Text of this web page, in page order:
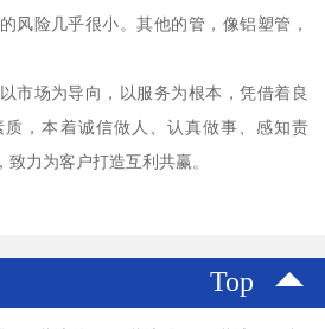
风险几乎很小。其他的管，像铝塑管，
市场为导向，以服务为根本，凭借着良
，本着诚信做人、认真做事、感知责
力为客户打造互利共赢。
Top